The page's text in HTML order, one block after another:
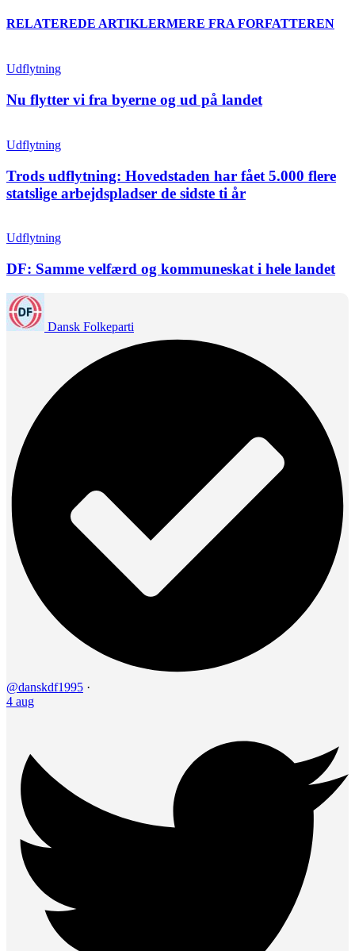
RELATEREDE ARTIKLERMERE FRA FORFATTEREN
Udflytning
Nu flytter vi fra byerne og ud på landet
Udflytning
Trods udflytning: Hovedstaden har fået 5.000 flere
statslige arbejdspladser de sidste ti år
Udflytning
DF: Samme velfærd og kommuneskat i hele landet
Dansk Folkeparti
@danskdf1995 ·
4 aug